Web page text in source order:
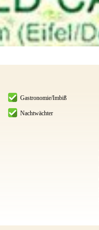
Gastronomie/Imbiß
Nachtwächter